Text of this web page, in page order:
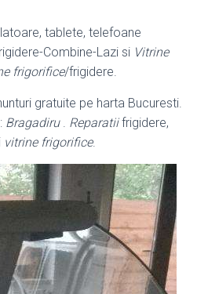
tablete, telefoane
Combine-Lazi si Vitrine
frigorifice/frigidere.
gratuite pe harta Bucuresti.
Bragadiru. Reparatiifrigidere,
vitrine frigorifice.